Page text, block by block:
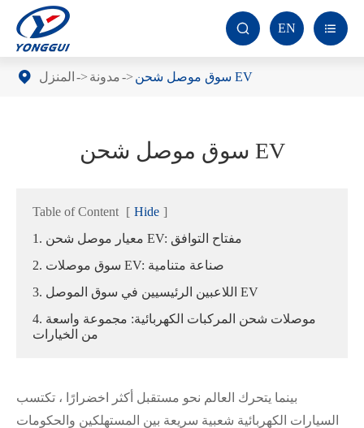
 EN 
المنزل مدونة سوق موصل شحن EV
سوق موصل شحن EV
Table of Content [ Hide ]
1. معيار موصل شحن EV: مفتاح التوافق
2. سوق موصلات EV: صناعة متنامية
3. اللاعبين الرئيسيين في سوق الموصل EV
4. موصلات شحن المركبات الكهربائية: مجموعة واسعة
من الخيارات
بينما يتحرك العالم نحو مستقبل أكثر اخضرارًا ، تكتسب
السيارات الكهربائية شعبية سريعة بين المستهلكين والحكومات